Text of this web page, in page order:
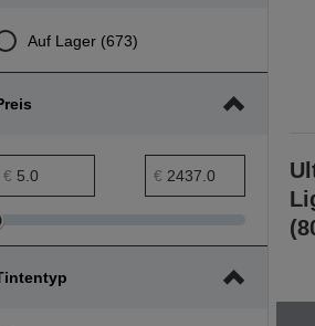
Auf Lager (673)
Preis min. Bereich
€ Preis max. Bereich
€